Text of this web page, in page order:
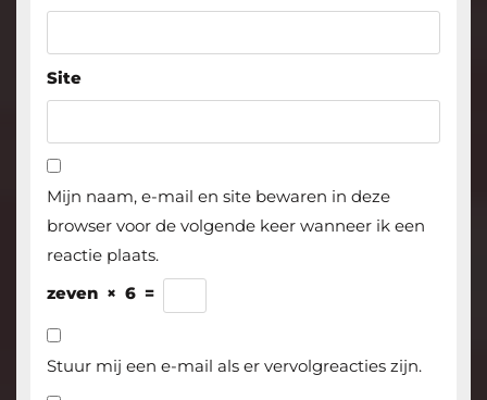
Site
Mijn naam, e-mail en site bewaren in deze
browser voor de volgende keer wanneer ik een
reactie plaats.
zeven × 6 =
Stuur mij een e-mail als er vervolgreacties zijn.